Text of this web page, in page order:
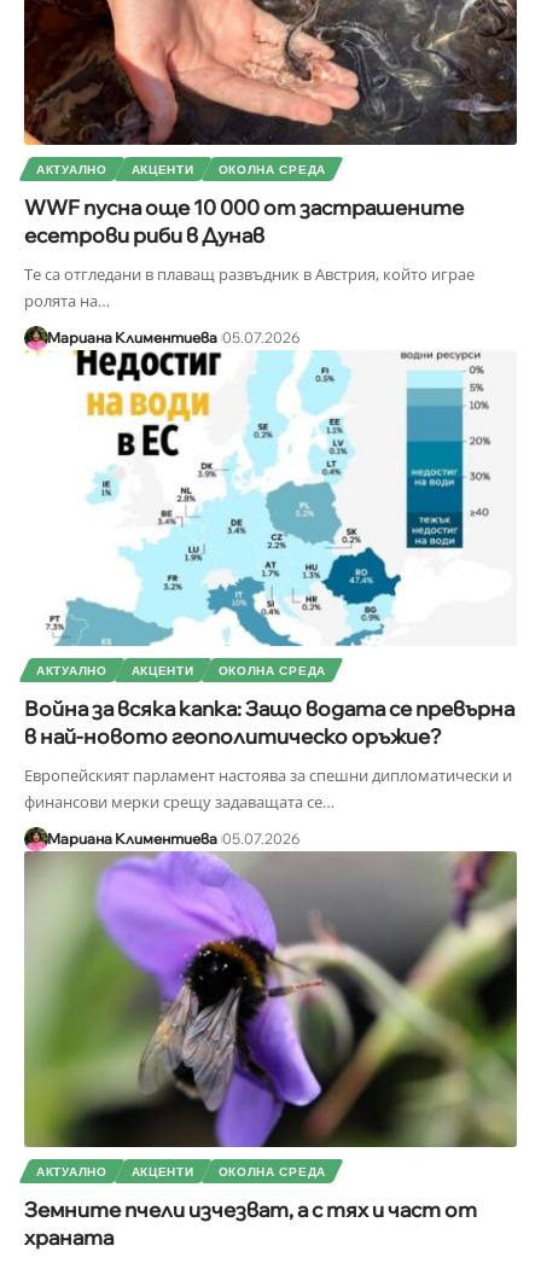
АКТУАЛНО АКЦЕНТИ ОКОЛНА СРЕДА
WWF пусна още 10 000 от застрашените
есетрови риби в Дунав
Те са отгледани в плаващ развъдник в Австрия, който играе
ролята на…
Мариана Климентиева 05.07.2026
АКТУАЛНО АКЦЕНТИ ОКОЛНА СРЕДА
Война за всяка капка: Защо водата се превърна
в най-новото геополитическо оръжие?
Европейският парламент настоява за спешни дипломатически и
финансови мерки срещу задаващата се…
Мариана Климентиева 05.07.2026
АКТУАЛНО АКЦЕНТИ ОКОЛНА СРЕДА
Земните пчели изчезват, а с тях и част от
храната